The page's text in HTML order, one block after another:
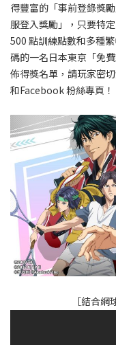
得豐富的「事前登錄獎
服登入獎勵」，只要特
500 點訓練點數和多種
碼的一名日本東京「免
佈得獎名單，請玩家密
和Facebook 粉絲專頁！
［結合